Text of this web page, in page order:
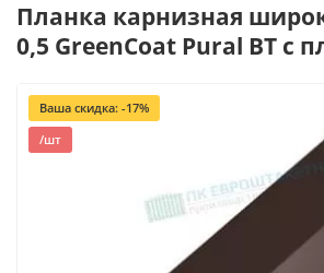
Планка карнизная
0,5 GreenCoat Pural BT с
Ваша скидка: -17%
/шт